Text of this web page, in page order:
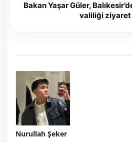
Bakan Yaşar Güler,
valiliği
Nurullah Şeker